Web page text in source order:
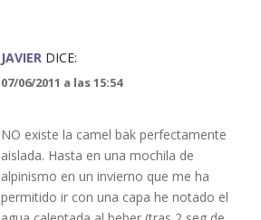
JAVIER DICE:
07/06/2011 a las 15:54
NO existe la camel bak perfectamente
aislada. Hasta en una mochila de
alpinismo en un invierno que me ha
permitido ir con una capa he notado el